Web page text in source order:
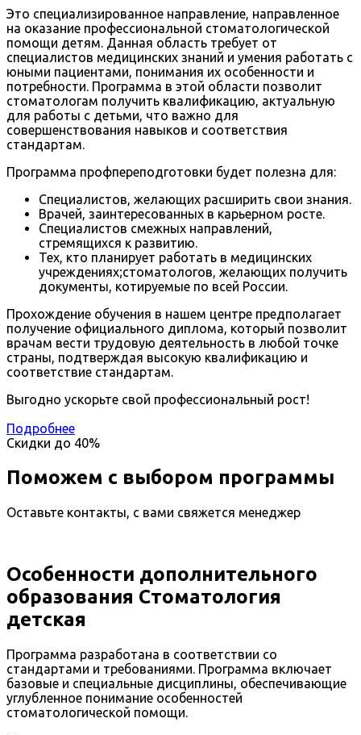
Это специализированное направление, направленное
на оказание профессиональной стоматологической
помощи детям. Данная область требует от
специалистов медицинских знаний и умения работать с
юными пациентами, понимания их особенности и
потребности. Программа в этой области позволит
стоматологам получить квалификацию, актуальную
для работы с детьми, что важно для
совершенствования навыков и соответствия
стандартам.
Программа профпереподготовки будет полезна для:
Специалистов, желающих расширить свои знания.
Врачей, заинтересованных в карьерном росте.
Специалистов смежных направлений,
стремящихся к развитию.
Тех, кто планирует работать в медицинских
учреждениях;стоматологов, желающих получить
документы, котируемые по всей России.
Прохождение обучения в нашем центре предполагает
получение официального диплома, который позволит
врачам вести трудовую деятельность в любой точке
страны, подтверждая высокую квалификацию и
соответствие стандартам.
Выгодно ускорьте свой профессиональный рост!
Подробнее
Скидки до 40%
Поможем с выбором программы
Оставьте контакты, с вами свяжется менеджер
Особенности дополнительного
образования Стоматология
детская
Программа разработана в соответствии со
стандартами и требованиями. Программа включает
базовые и специальные дисциплины, обеспечивающие
углубленное понимание особенностей
стоматологической помощи.